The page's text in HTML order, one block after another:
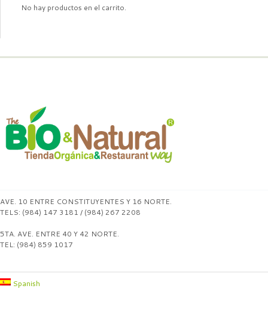
No hay productos en el carrito.
AVE. 10 ENTRE CONSTITUYENTES Y 16 NORTE.
TELS: (984) 147 3181 / (984) 267 2208
5TA. AVE. ENTRE 40 Y 42 NORTE.
TEL: (984) 859 1017
Spanish